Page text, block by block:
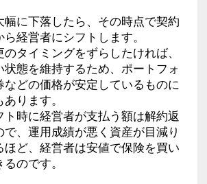
幅に下落したら、その時点で契約
経営者にシフトします。
タイミングをずらしたければ、
状態を維持するため、ポートフォ
などの価格が安定しているものに
ります。
ト時に経営者が支払う額は解約返
、運用成績が悪く資産が目減り
ほど、経営者は安値で保険を買い
のです。